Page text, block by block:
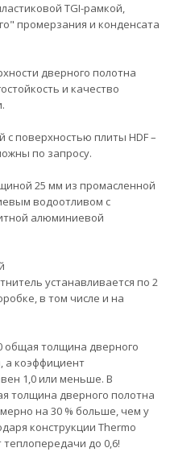
TGI-рамкой,
промерзания и конденсата
дверного полотна
и качество
поверхностью плиты HDF –
по запросу.
25 мм из промасленной
водоотливом с
алюминиевой
устанавливается по 2
в том числе и на
общая толщина дверного
а коэффициент
1,0 или меньше. В
толщина дверного полотна
на 30 % больше, чем у
конструкции Thermo
теплопередачи до 0,6!